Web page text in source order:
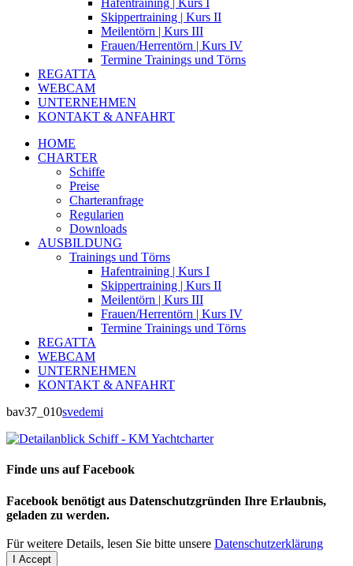
Hafentraining | Kurs I
Skippertraining | Kurs II
Meilentörn | Kurs III
Frauen/Herrentörn | Kurs IV
Termine Trainings und Törns
REGATTA
WEBCAM
UNTERNEHMEN
KONTAKT & ANFAHRT
HOME
CHARTER
Schiffe
Preise
Charteranfrage
Regularien
Downloads
AUSBILDUNG
Trainings und Törns
Hafentraining | Kurs I
Skippertraining | Kurs II
Meilentörn | Kurs III
Frauen/Herrentörn | Kurs IV
Termine Trainings und Törns
REGATTA
WEBCAM
UNTERNEHMEN
KONTAKT & ANFAHRT
bav37_010svedemi
Finde uns auf Facebook
Facebook benötigt aus Datenschutzgründen Ihre Erlaubnis,
geladen zu werden.
Für weitere Details, lesen Sie bitte unsere Datenschutzerklärung
I Accept